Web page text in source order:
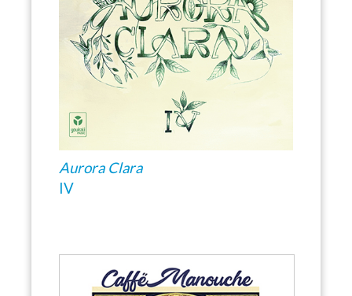
Aurora Clara
IV